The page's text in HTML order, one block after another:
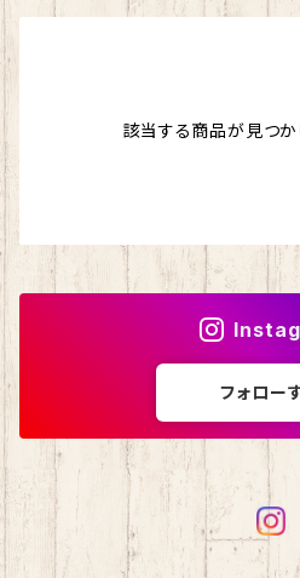
シルクフィリーノ
シェヘラザード
カシミヤ
カシミヤグレイス
マジックダイアモンド
isager （イサガー）
シルクモヘア
野呂英作
該当する商品が見つか
フォロー